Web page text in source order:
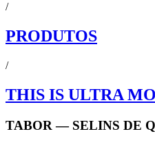
/
PRODUTOS
/
THIS IS ULTRA
TABOR — SELINS DE